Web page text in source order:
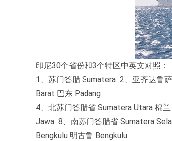
印尼30个省份和3个特区中英文对照：
1、苏门答腊 Sumatera 2、亚齐达鲁
Barat 巴东 Padang
4、北苏门答腊省 Sumatera Utara 棉
Jawa 8、南苏门答腊省 Sumatera
Bengkulu 明古鲁 Bengkulu